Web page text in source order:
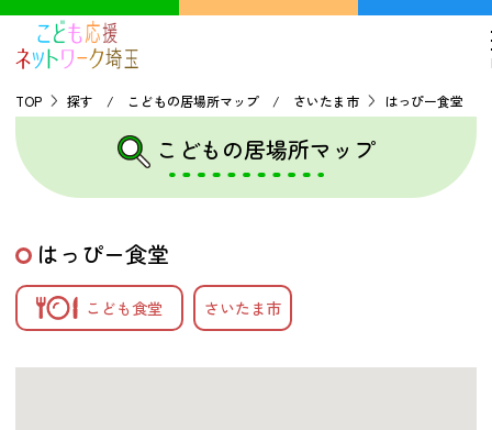
TOP
探す
こどもの居場所マップ
フードパントリーマップ
TOP 探す / こどもの居場所マップ / さいたま市 はっぴー食堂
こどもの居場所マップ
はっぴー食堂
こども食堂 さいたま市